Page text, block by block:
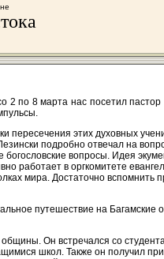
2 по 8 марта нас посетил
пересечения этих духовных
подробно отвечал на
вопросы. Идея
работает в оргкомитете
мира. Достаточно вспомнить
путешествие на Багамские
Он встречался со
школ. Также он получил